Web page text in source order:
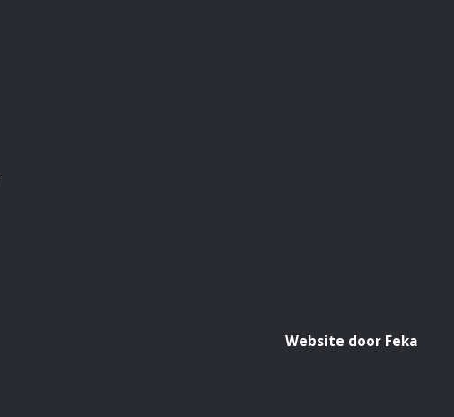
Website door Feka